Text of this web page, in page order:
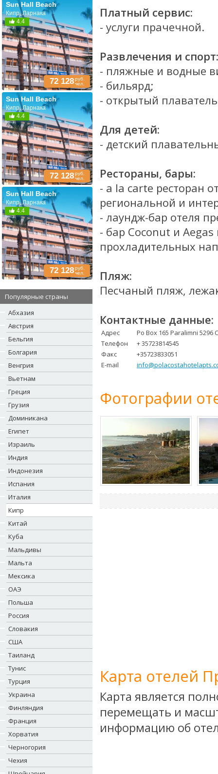
Sun Hall Beach
Кипр, Ларнака
4.4
72 128руб.
чел.
Sun Hall Beach
Кипр, Ларнака
4.4
72 128руб.
чел.
Sun Hall Beach
Кипр, Ларнака
4.4
72 128руб.
чел.
Популярные страны
Абхазия
Австрия
Бельгия
Болгария
Венгрия
Вьетнам
Греция
Грузия
Доминикана
Египет
Израиль
Индия
Индонезия
Испания
Италия
Кипр
Китай
Куба
Мальдивы
Мальта
Мексика
ОАЭ
Польша
Россия
Словакия
США
Таиланд
Тунис
Турция
Украина
Финляндия
Франция
Хорватия
Черногория
Чехия
Платный сервис:
- услуги прачечной.
Развлечения и спорт:
- пляжные и водные
- бильярд;
- открытый
Для детей:
- детский
Рестораны, бары:
- a la carte ресторан
региональной и
- лаундж-бар отеля
- бар Coconut и
прохладительных
Пляж:
Песчаный пляж,
Контактные данные:
Адрес
Po Box 165 Paralimni 5296
Телефон
+ 35723814545
Факс
+35723833051
E-mail
Фотографии
Карта отелей
Карта является
перемещать и
информацию об